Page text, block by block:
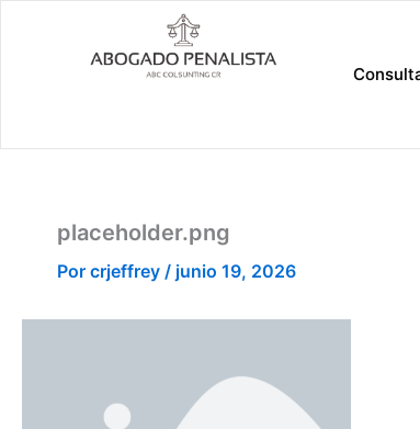
placeholder.png
Por crjeffrey / junio 19, 2026